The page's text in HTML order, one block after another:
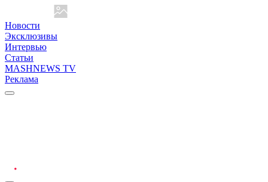
Новости
Эксклюзивы
Интервью
Статьи
MASHNEWS TV
Реклама